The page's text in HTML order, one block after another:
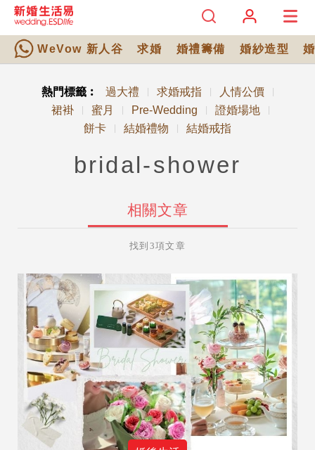
WeVow 新人谷 求婚 婚禮籌備 婚紗造型
熱門標籤︰ 過大禮 求婚戒指 人情公價
裙褂 蜜月 Pre-Wedding 證婚場地
餅卡 結婚禮物 結婚戒指
bridal-shower
相關文章
找到3項文章